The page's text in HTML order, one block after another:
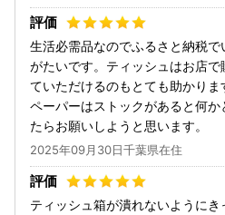
生活必需品なのでふるさと納税で
がたいです。ティッシュはお店
ていただけるのもとても助かりま
ペーパーはストックがあると何
たらお願いしようと思います。
2025年09月30日千葉県在住
ティッシュ箱が潰れないように